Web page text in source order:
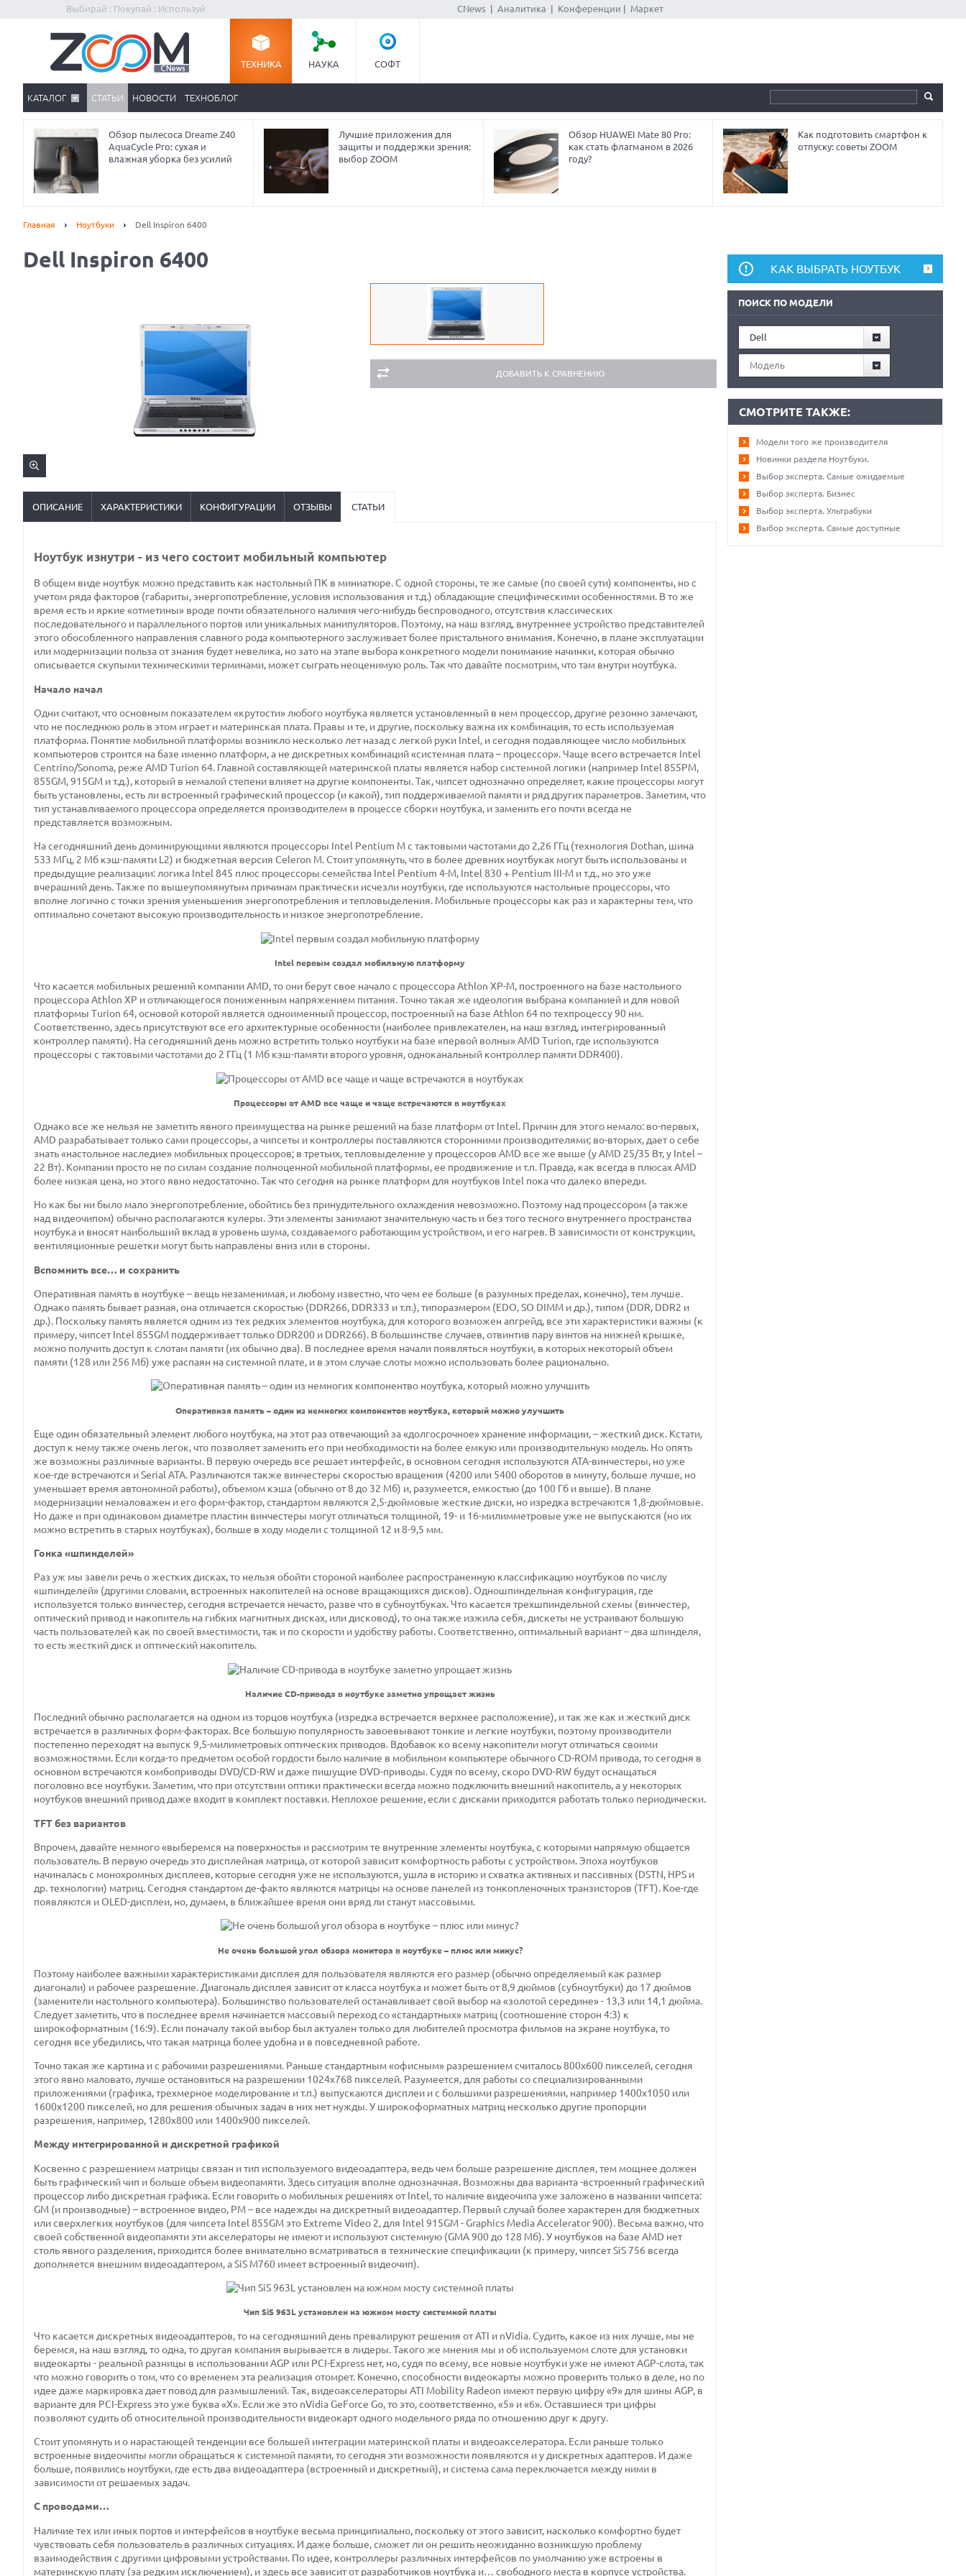
Выбирай : Покупай : Используй CNews| Аналитика Конференции Маркет
ТЕХНИКА НАУКА СОФТ
КАТАЛОГ СТАТЬИ НОВОСТИ ТЕХНОБЛОГ
Обзор пылесоса Dreame Z40
AquaCycle Pro: сухая и
влажная уборка без усилий
Лучшие приложения для
защиты и поддержки зрения:
выбор ZOOM
Обзор HUAWEI Mate 80 Pro:
как стать флагманом в 2026
году?
Как подготовить смартфон к
отпуску: советы ZOOM
Главная Ноутбуки Dell Inspiron 6400
Dell Inspiron 6400
ДОБАВИТЬ К СРАВНЕНИЮ
ОПИСАНИЕ ХАРАКТЕРИСТИКИ КОНФИГУРАЦИИ ОТЗЫВЫ СТАТЬИ
Ноутбук изнутри - из чего состоит мобильный компьютер
В общем виде ноутбук можно представить как настольный ПК в миниатюре. С одной стороны, те же самые (по своей сути) компоненты, но с
учетом ряда факторов (габариты, энергопотребление, условия использования и т.д.) обладающие специфическими особенностями. В то же
время есть и яркие «отметины» вроде почти обязательного наличия чего-нибудь беспроводного, отсутствия классических
последовательного и параллельного портов или уникальных манипуляторов. Поэтому, на наш взгляд, внутреннее устройство представителей
этого обособленного направления славного рода компьютерного заслуживает более пристального внимания. Конечно, в плане эксплуатации
или модернизации польза от знания будет невелика, но зато на этапе выбора конкретного модели понимание начинки, которая обычно
описывается скупыми техническими терминами, может сыграть неоценимую роль. Так что давайте посмотрим, что там внутри ноутбука.
Начало начал
Одни считают, что основным показателем «крутости» любого ноутбука является установленный в нем процессор, другие резонно замечают,
что не последнюю роль в этом играет и материнская плата. Правы и те, и другие, поскольку важна их комбинация, то есть используемая
платформа. Понятие мобильной платформы возникло несколько лет назад с легкой руки Intel, и сегодня подавляющее число мобильных
компьютеров строится на базе именно платформ, а не дискретных комбинаций «системная плата – процессор». Чаще всего встречается Intel
Centrino/Sonoma, реже AMD Turion 64. Главной составляющей материнской платы является набор системной логики (например Intel 855PM,
855GM, 915GM и т.д.), который в немалой степени влияет на другие компоненты. Так, чипсет однозначно определяет, какие процессоры могут
быть установлены, есть ли встроенный графический процессор (и какой), тип поддерживаемой памяти и ряд других параметров. Заметим, что
тип устанавливаемого процессора определяется производителем в процессе сборки ноутбука, и заменить его почти всегда не
представляется возможным.
На сегодняшний день доминирующими являются процессоры Intel Pentium M с тактовыми частотами до 2,26 ГГц (технология Dothan, шина
533 МГц, 2 Мб кэш-памяти L2) и бюджетная версия Celeron M. Стоит упомянуть, что в более древних ноутбуках могут быть использованы и
предыдущие реализации: логика Intel 845 плюс процессоры семейства Intel Pentium 4-M, Intel 830 + Pentium III-M и т.д., но это уже
вчерашний день. Также по вышеупомянутым причинам практически исчезли ноутбуки, где используются настольные процессоры, что
вполне логично с точки зрения уменьшения энергопотребления и тепловыделения. Мобильные процессоры как раз и характерны тем, что
оптимально сочетают высокую производительность и низкое энергопотребление.
Intel первым создал мобильную платформу
Что касается мобильных решений компании AMD, то они берут свое начало с процессора Athlon XP-M, построенного на базе настольного
процессора Athlon XP и отличающегося пониженным напряжением питания. Точно такая же идеология выбрана компанией и для новой
платформы Turion 64, основой которой является одноименный процессор, построенный на базе Athlon 64 по техпроцессу 90 нм.
Соответственно, здесь присутствуют все его архитектурные особенности (наиболее привлекателен, на наш взгляд, интегрированный
контроллер памяти). На сегодняшний день можно встретить только ноутбуки на базе «первой волны» AMD Turion, где используются
процессоры с тактовыми частотами до 2 ГГц (1 Мб кэш-памяти второго уровня, одноканальный контроллер памяти DDR400).
Процессоры от AMD все чаще и чаще встречаются в ноутбуках
Однако все же нельзя не заметить явного преимущества на рынке решений на базе платформ от Intel. Причин для этого немало: во-первых,
AMD разрабатывает только сами процессоры, а чипсеты и контроллеры поставляются сторонними производителями; во-вторых, дает о себе
знать «настольное наследие» мобильных процессоров; в третьих, тепловыделение у процессоров AMD все же выше (у AMD 25/35 Вт, у Intel –
22 Вт). Компании просто не по силам создание полноценной мобильной платформы, ее продвижение и т.п. Правда, как всегда в плюсах AMD
более низкая цена, но этого явно недостаточно. Так что сегодня на рынке платформ для ноутбуков Intel пока что далеко впереди.
Но как бы ни было мало энергопотребление, обойтись без принудительного охлаждения невозможно. Поэтому над процессором (а также
над видеочипом) обычно располагаются кулеры. Эти элементы занимают значительную часть и без того тесного внутреннего пространства
ноутбука и вносят наибольший вклад в уровень шума, создаваемого работающим устройством, и его нагрев. В зависимости от конструкции,
вентиляционные решетки могут быть направлены вниз или в стороны.
Вспомнить все… и сохранить
Оперативная память в ноутбуке – вещь незаменимая, и любому известно, что чем ее больше (в разумных пределах, конечно), тем лучше.
Однако память бывает разная, она отличается скоростью (DDR266, DDR333 и т.п.), типоразмером (EDO, SO DIMM и др.), типом (DDR, DDR2 и
др.). Поскольку память является одним из тех редких элементов ноутбука, для которого возможен апгрейд, все эти характеристики важны (к
примеру, чипсет Intel 855GM поддерживает только DDR200 и DDR266). В большинстве случаев, отвинтив пару винтов на нижней крышке,
можно получить доступ к слотам памяти (их обычно два). В последнее время начали появляться ноутбуки, в которых некоторый объем
памяти (128 или 256 Мб) уже распаян на системной плате, и в этом случае слоты можно использовать более рационально.
Оперативная память – один из немногих компонентов ноутбука, который можно улучшить
Еще один обязательный элемент любого ноутбука, на этот раз отвечающий за «долгосрочное» хранение информации, – жесткий диск. Кстати,
доступ к нему также очень легок, что позволяет заменить его при необходимости на более емкую или производительную модель. Но опять
же возможны различные варианты. В первую очередь все решает интерфейс, в основном сегодня используются ATA-винчестеры, но уже
кое-где встречаются и Serial ATA. Различаются также винчестеры скоростью вращения (4200 или 5400 оборотов в минуту, больше лучше, но
уменьшает время автономной работы), объемом кэша (обычно от 8 до 32 Мб) и, разумеется, емкостью (до 100 Гб и выше). В плане
модернизации немаловажен и его форм-фактор, стандартом являются 2,5-дюймовые жесткие диски, но изредка встречаются 1,8-дюймовые.
Но даже и при одинаковом диаметре пластин винчестеры могут отличаться толщиной, 19- и 16-милимметровые уже не выпускаются (но их
можно встретить в старых ноутбуках), больше в ходу модели с толщиной 12 и 8-9,5 мм.
Гонка «шпинделей»
Раз уж мы завели речь о жестких дисках, то нельзя обойти стороной наиболее распространенную классификацию ноутбуков по числу
«шпинделей» (другими словами, встроенных накопителей на основе вращающихся дисков). Одношпиндельная конфигурация, где
используется только винчестер, сегодня встречается нечасто, разве что в субноутбуках. Что касается трехшпиндельной схемы (винчестер,
оптический привод и накопитель на гибких магнитных дисках, или дисковод), то она также изжила себя, дискеты не устраивают большую
часть пользователей как по своей вместимости, так и по скорости и удобству работы. Соответственно, оптимальный вариант – два шпинделя,
то есть жесткий диск и оптический накопитель.
Наличие CD-привода в ноутбуке заметно упрощает жизнь
Последний обычно располагается на одном из торцов ноутбука (изредка встречается верхнее расположение), и так же как и жесткий диск
встречается в различных форм-факторах. Все большую популярность завоевывают тонкие и легкие ноутбуки, поэтому производители
постепенно переходят на выпуск 9,5-милиметровых оптических приводов. Вдобавок ко всему накопители могут отличаться своими
возможностями. Если когда-то предметом особой гордости было наличие в мобильном компьютере обычного CD-ROM привода, то сегодня в
основном встречаются комбоприводы DVD/CD-RW и даже пишущие DVD-приводы. Судя по всему, скоро DVD-RW будут оснащаться
поголовно все ноутбуки. Заметим, что при отсутствии оптики практически всегда можно подключить внешний накопитель, а у некоторых
ноутбуков внешний привод даже входит в комплект поставки. Неплохое решение, если с дисками приходится работать только периодически.
TFT без вариантов
Впрочем, давайте немного «выберемся на поверхность» и рассмотрим те внутренние элементы ноутбука, с которыми напрямую общается
пользователь. В первую очередь это дисплейная матрица, от которой зависит комфортность работы с устройством. Эпоха ноутбуков
начиналась с монохромных дисплеев, которые сегодня уже не используются, ушла в историю и схватка активных и пассивных (DSTN, HPS и
др. технологии) матриц. Сегодня стандартом де-факто являются матрицы на основе панелей из тонкопленочных транзисторов (TFT). Кое-где
появляются и OLED-дисплеи, но, думаем, в ближайшее время они вряд ли станут массовыми.
Не очень большой угол обзора монитора в ноутбуке – плюс или минус?
Поэтому наиболее важными характеристиками дисплея для пользователя являются его размер (обычно определяемый как размер
диагонали) и рабочее разрешение. Диагональ дисплея зависит от класса ноутбука и может быть от 8,9 дюймов (субноутбуки) до 17 дюймов
(заменители настольного компьютера). Большинство пользователей останавливает свой выбор на «золотой середине» - 13,3 или 14,1 дюйма.
Следует заметить, что в последнее время начинается массовый переход со «стандартных» матриц (соотношение сторон 4:3) к
широкоформатным (16:9). Если поначалу такой выбор был актуален только для любителей просмотра фильмов на экране ноутбука, то
сегодня все убедились, что такая матрица более удобна и в повседневной работе.
Точно такая же картина и с рабочими разрешениями. Раньше стандартным «офисным» разрешением считалось 800х600 пикселей, сегодня
этого явно маловато, лучше остановиться на разрешении 1024х768 пикселей. Разумеется, для работы со специализированными
приложениями (графика, трехмерное моделирование и т.п.) выпускаются дисплеи и с большими разрешениями, например 1400х1050 или
1600х1200 пикселей, но для решения обычных задач в них нет нужды. У широкоформатных матриц несколько другие пропорции
разрешения, например, 1280х800 или 1400х900 пикселей.
Между интегрированной и дискретной графикой
Косвенно с разрешением матрицы связан и тип используемого видеоадаптера, ведь чем больше разрешение дисплея, тем мощнее должен
быть графический чип и больше объем видеопамяти. Здесь ситуация вполне однозначная. Возможны два варианта -встроенный графический
процессор либо дискретная графика. Если говорить о мобильных решениях от Intel, то наличие видеочипа уже заложено в названии чипсета:
GM (и производные) – встроенное видео, PM – все надежды на дискретный видеоадаптер. Первый случай более характерен для бюджетных
или сверхлегких ноутбуков (для чипсета Intel 855GM это Extreme Video 2, для Intel 915GM - Graphics Media Accelerator 900). Весьма важно, что
своей собственной видеопамяти эти акселераторы не имеют и используют системную (GMA 900 до 128 Мб). У ноутбуков на базе AMD нет
столь явного разделения, приходится более внимательно всматриваться в технические спецификации (к примеру, чипсет SiS 756 всегда
дополняется внешним видеоадаптером, а SiS M760 имеет встроенный видеочип).
Чип SiS 963L установлен на южном мосту системной платы
Что касается дискретных видеоадаптеров, то на сегодняшний день превалируют решения от ATI и nVidia. Судить, какое из них лучше, мы не
беремся, на наш взгляд, то одна, то другая компания вырывается в лидеры. Такого же мнения мы и об используемом слоте для установки
видеокарты - реальной разницы в использовании AGP или PCI-Express нет, но, судя по всему, все новые ноутбуки уже не имеют AGP-слота, так
что можно говорить о том, что со временем эта реализация отомрет. Конечно, способности видеокарты можно проверить только в деле, но по
идее даже маркировка дает повод для размышлений. Так, видеоакселераторы ATI Mobility Radeon имеют первую цифру «9» для шины AGP, в
варианте для PCI-Express это уже буква «Х». Если же это nVidia GeForce Go, то это, соответственно, «5» и «6». Оставшиеся три цифры
позволяют судить об относительной производительности видеокарт одного модельного ряда по отношению друг к другу.
Стоит упомянуть и о нарастающей тенденции все большей интеграции материнской платы и видеоакселератора. Если раньше только
встроенные видеочипы могли обращаться к системной памяти, то сегодня эти возможности появляются и у дискретных адаптеров. И даже
больше, появились ноутбуки, где есть два видеоадаптера (встроенный и дискретный), и система сама переключается между ними в
зависимости от решаемых задач.
С проводами…
Наличие тех или иных портов и интерфейсов в ноутбуке весьма принципиально, поскольку от этого зависит, насколько комфортно будет
чувствовать себя пользователь в различных ситуациях. И даже больше, сможет ли он решить неожиданно возникшую проблему
взаимодействия с другими цифровыми устройствами. По идее, контроллеры различных интерфейсов по умолчанию уже встроены в
материнскую плату (за редким исключением), и здесь все зависит от разработчиков ноутбука и… свободного места в корпусе устройства.
КАК ВЫБРАТЬ НОУТБУК
ПОИСК ПО МОДЕЛИ
Dell
Модель
СМОТРИТЕ ТАКЖЕ:
Модели того же производителя
Новинки раздела Ноутбуки.
Выбор эксперта. Самые ожидаемые
Выбор эксперта. Бизнес
Выбор эксперта. Ультрабуки
Выбор эксперта. Самые доступные